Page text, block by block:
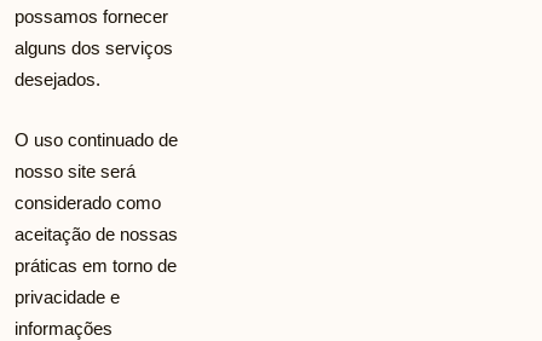
possamos fornecer
alguns dos serviços
desejados.
O uso continuado de
nosso site será
considerado como
aceitação de nossas
práticas em torno de
privacidade e
informações